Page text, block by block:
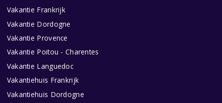
Vakantie Frankrijk
Vakantie Dordogne
Vakantie Provence
Vakantie Poitou - Charentes
Vakantie Languedoc
Vakantiehuis Frankrijk
Vakantiehuis Dordogne